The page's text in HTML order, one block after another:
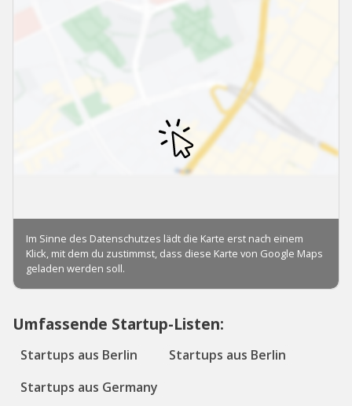
Umfassende Startup-Listen:
Startups aus Berlin
Startups aus Berlin
Startups aus Germany